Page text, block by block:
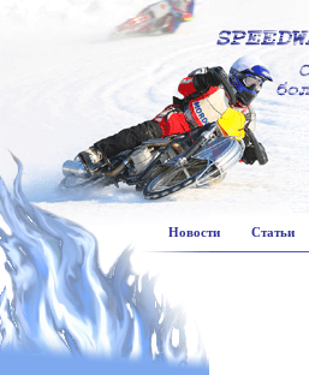
Новости Статьи